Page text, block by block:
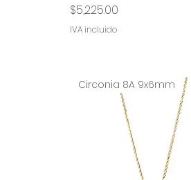
Precio
$5,225.00
IVA incluido
Circonia 8A 9x6mm